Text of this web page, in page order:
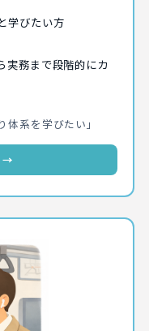
学びたい方
実務まで段階的にカ
体系を学びたい」
→